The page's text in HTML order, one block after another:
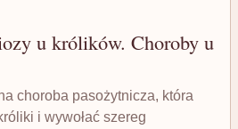
u królików. Choroby u
choroba pasożytnicza, która
i wywołać szereg